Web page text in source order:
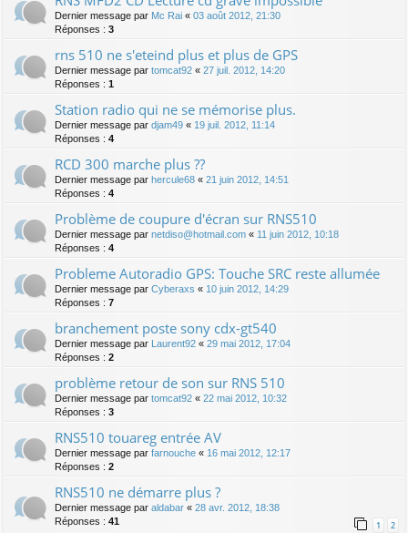
Dernier message par Mc Rai « 03 août 2012, 21:30
Réponses : 3
rns 510 ne s'eteind plus et plus de GPS
Dernier message par tomcat92 « 27 juil. 2012, 14:20
Réponses : 1
Station radio qui ne se mémorise plus.
Dernier message par djam49 « 19 juil. 2012, 11:14
Réponses : 4
RCD 300 marche plus ??
Dernier message par hercule68 « 21 juin 2012, 14:51
Réponses : 4
Problème de coupure d'écran sur RNS510
Dernier message par netdiso@hotmail.com « 11 juin 2012, 10:18
Réponses : 4
Probleme Autoradio GPS: Touche SRC reste allumée
Dernier message par Cyberaxs « 10 juin 2012, 14:29
Réponses : 7
branchement poste sony cdx-gt540
Dernier message par Laurent92 « 29 mai 2012, 17:04
Réponses : 2
problème retour de son sur RNS 510
Dernier message par tomcat92 « 22 mai 2012, 10:32
Réponses : 3
RNS510 touareg entrée AV
Dernier message par farnouche « 16 mai 2012, 12:17
Réponses : 2
RNS510 ne démarre plus ?
Dernier message par aldabar « 28 avr. 2012, 18:38
Réponses : 41 1 2